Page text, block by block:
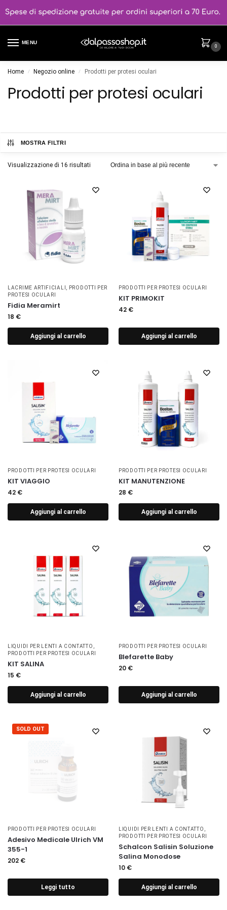
MENU
0
Home / Negozio online / Prodotti per protesi oculari
Prodotti per protesi oculari
MOSTRA FILTRI
Visualizzazione di 16 risultati
LACRIME ARTIFICIALI
PRODOTTI PER
PROTESI OCULARI
Fidia Meramirt
18 €
Aggiungi al carrello
PRODOTTI PER PROTESI OCULARI
KIT PRIMOKIT
42 €
Aggiungi al carrello
PRODOTTI PER PROTESI OCULARI
KIT VIAGGIO
42 €
Aggiungi al carrello
PRODOTTI PER PROTESI OCULARI
KIT MANUTENZIONE
28 €
Aggiungi al carrello
LIQUIDI PER LENTI A CONTATTO
PRODOTTI PER PROTESI OCULARI
KIT SALINA
15 €
Aggiungi al carrello
PRODOTTI PER PROTESI OCULARI
Blefarette Baby
20 €
Aggiungi al carrello
SOLD OUT
PRODOTTI PER PROTESI OCULARI
Adesivo Medicale Ulrich VM
355-1
202 €
Leggi tutto
LIQUIDI PER LENTI A CONTATTO
PRODOTTI PER PROTESI OCULARI
Schalcon Salisin Soluzione
Salina Monodose
10 €
Aggiungi al carrello